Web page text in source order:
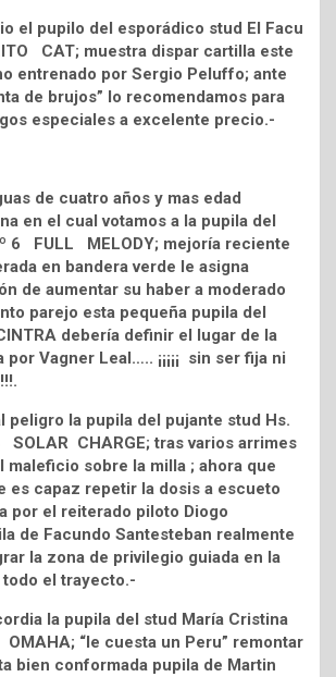
el pupilo del esporádico stud El Facu
CAT; muestra dispar cartilla este
entrenado por Sergio Peluffo; ante
de brujos” lo recomendamos para
especiales a excelente precio.-
de cuatro años y mas edad
en el cual votamos a la pupila del
6 FULL MELODY; mejoría reciente
en bandera verde le asigna
de aumentar su haber a moderado
parejo esta pequeña pupila del
debería definir el lugar de la
Vagner Leal….. ¡¡¡¡¡ sin ser fija ni
peligro la pupila del pujante stud Hs.
SOLAR CHARGE; tras varios arrimes
maleficio sobre la milla ; ahora que
es capaz repetir la dosis a escueto
por el reiterado piloto Diogo
de Facundo Santesteban realmente
la zona de privilegio guiada en la
el trayecto.-
la pupila del stud María Cristina
“le cuesta un Peru” remontar
bien conformada pupila de Martin